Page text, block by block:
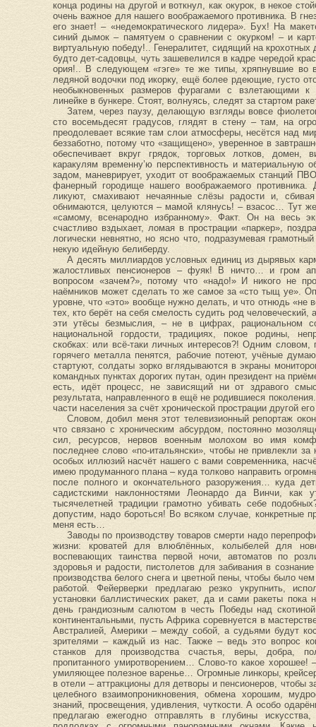
конца родины на другой и воткнул, как окурок, в некое
очень важное для нашего воображаемого противника. В
его знает! – «недемократического лидера». Бух! На
синий дымок – памятуем о сравнении с окурком! – и
виртуальную победу!.. Генералитет, сидящий на крохотных
будто дет-садовцы, чуть зашевелился в кадре чередой
ория!.. В следующем «гэге» те же типы, хряпнувшие во
ледяной водочки под икорку, ещё более рдеющие, густо
необыкновенных размеров фурагами с взлетающими к
линейке в бункере. Стоят, волнуясь, следят за стартом
Затем, через паузу, делающую взгляды вовсе
сто восемьдесят градусов, глядят в стену – там, на
преодолевает всякие там слои атмосферы, несётся над
беззаботно, потому что «защищено», уверенное в
обеспечивает вкруг грядок, торговых лотков, домен,
каракулям временну’ю перспективность и материальную
задом, маневрирует, уходит от воображаемых станций
фанерный городище нашего воображаемого противника.
ликуют, смахивают нечаянные слёзы радости и,
обнимаются, целуются – мамой клянусь! – взасос… Тут
«самому, всенародно избранному». Факт. Он на весь
счастливо вздыхает, ломая в прострации «паркер»,
логически невнятно, но ясно что, подразумевая
некую идейную белиберду.
А десять миллиардов условных единиц из дырявых
жалостливых пенсионеров – фуяк! В ничто… и гром
вопросом «зачем?», потому что «надо!» И никого не
наёмников может сделать то же самое за «сто тыщ уе».
уровне, что «это» вообще нужно делать, и что отнюдь «не
тех, кто берёт на себя смелость судить род человеческий,
эти утёсы безмыслия, – не в цифрах, рациональном
национальной гордости, традициях, покое родины,
скобках: или всё-таки личных интересов?! Одним
горячего металла пенятся, рабочие потеют, учёные
стартуют, солдаты зорко вглядываются в экраны
командных пунктах дорогих путан, один президент на
есть, идёт процесс, не зависящий ни от здравого
результата, направленного в ещё не родившиеся
части населения за счёт хронической прострации другой
Словом, добил меня этот телевизионный репортаж
что связано с хроническим абсурдом, постоянно
сил, ресурсов, нервов военным молохом во имя
последнее слово «по-итальянски», чтобы не привлекли
особых иллюзий насчёт нашего с вами современника,
имею продуманного плана – куда толково направить
после полного и окончательного разоружения… куда
садистскими наклонностями Леонардо да Винчи, как
тысячелетней традиции грамотно убивать себе
допустим, надо бороться! Во всяком случае, конкретные
меня есть…
Заводы по производству товаров смерти надо
жизни: кроватей для влюблённых, колыбелей для
воспевающих таинства первой ночи, автоматов по
здоровья и радости, пистолетов для забивания в
производства белого снега и цветной пены, чтобы было
работой. Фейерверки предлагаю резко укрупнить,
установки баллистических ракет, да и сами ракеты пока
день грандиозным салютом в честь Победы над
континентальными, пусть Африка соревнуется в
Австралией, Америки – между собой, а судьями будут
зрителями – каждый из нас. Также – ведь это вопрос
станков для производства счастья, веры, добра,
пропитанного умиротворением… Слово-то какое
умиляющее полезное варенье… Огромные линкоры,
в отели – аттракционы для детворы и пенсионеров, чтобы
целебного взаимопроникновения, обмена хорошим,
знаний, просвещения, удивления, чуткости. А особо
предлагаю ежегодно отправлять в глубины